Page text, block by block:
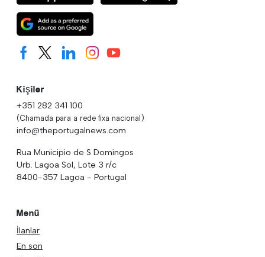
Kişiler
+351 282 341 100
(Chamada para a rede fixa nacional)
info@theportugalnews.com
Rua Municipio de S Domingos
Urb. Lagoa Sol, Lote 3 r/c
8400-357 Lagoa - Portugal
Menü
İlanlar
En son